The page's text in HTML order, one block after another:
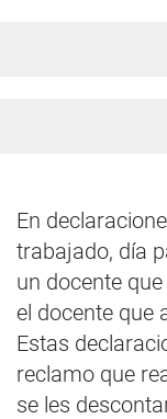
En
trabajado, día
un docente
el docente que
Estas
reclamo que
se les